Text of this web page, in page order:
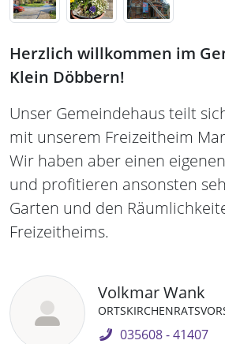
Herzlich willkommen im
Klein Döbbern!
Unser Gemeindehaus teilt
mit unserem Freizeitheim
Wir haben aber einen
und profitieren ansonsten
Garten und den
Freizeitheims.
Volkmar Wank
035608 - 41407